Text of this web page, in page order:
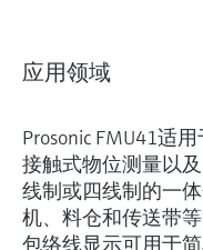
应用领域
Prosonic FMU41适
接触式物位测量以
线制或四线制的一
机、料仓和传送带
包络线显示可用于